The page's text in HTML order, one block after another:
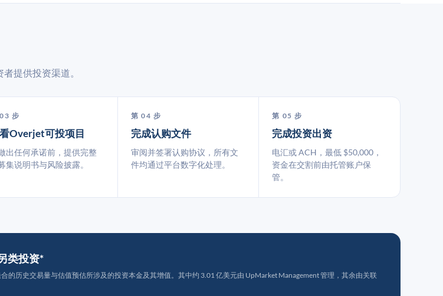
提供投资渠道。
步
Overjet可投项目
出任何承诺前，提供完整
集说明书与风险披露。
第 04 步
完成认购文件
审阅并签署认购协议，所有文
件均通过平台数字化处理。
第 05 步
完成投资出资
电汇或 ACH，最低 $50,000，
资金在交割前由托管账户保
管。
类投资*
的历史交易量与估值预估所涉及的投资本金及其增值。其中约 3.01 亿美元由 UpMarket Management 管理，其余由关联